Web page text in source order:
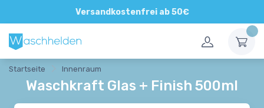
Versandkostenfrei ab 50€
Direkte und persönliche Beratung
Startseite Innenraum
Waschkraft Glas + Finish 500ml